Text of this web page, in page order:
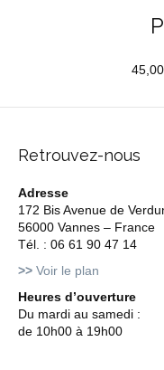
45,00
Retrouvez-nous
Adresse
172 Bis Avenue de
56000 Vannes – France
Tél. : 06 61 90 47 14
>> Voir le plan
Heures d’ouverture
Du mardi au samedi :
de 10h00 à 19h00